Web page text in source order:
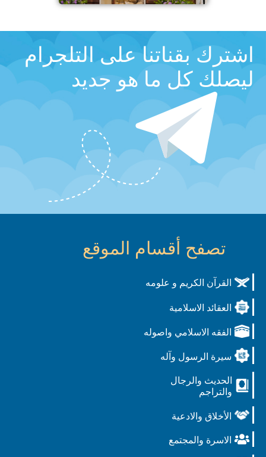
اشترك بقناتنا على التلجرام
ليصلك كل ما هو جديد
تصفح أقسام الموقع
القرآن الكريم و علومه
العقائد الاسلامية
الفقه الاسلامي واصوله
سيرة الرسول وآله
الحديث والرجال
والتراجم
الأخلاق والادعية
الاسرة والمجتمع